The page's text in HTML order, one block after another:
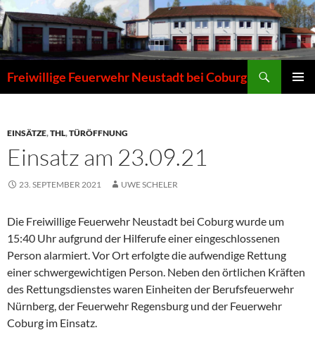
Zum
Inhalt
springen
Freiwillige Feuerwehr Neustadt bei Coburg
EINSÄTZE,THL,TÜRÖFFNUNG
Einsatz am 23.09.21
23. SEPTEMBER 2021 UWE SCHELER
Die Freiwillige Feuerwehr Neustadt bei Coburg wurde um
15:40 Uhr aufgrund der Hilferufe einer eingeschlossenen
Person alarmiert. Vor Ort erfolgte die aufwendige Rettung
einer schwergewichtigen Person. Neben den örtlichen Kräften
des Rettungsdienstes waren Einheiten der Berufsfeuerwehr
Nürnberg, der Feuerwehr Regensburg und der Feuerwehr
Coburg im Einsatz.